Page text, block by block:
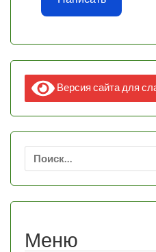
Версия сайта для
Найти:
Меню